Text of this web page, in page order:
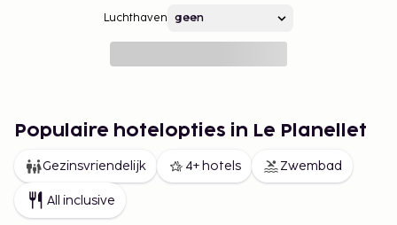
Luchthaven
Populaire hotelopties in Le Planellet
Gezinsvriendelijk 4+ hotels Zwembad
All inclusive